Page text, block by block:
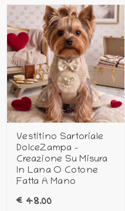
Vestitino Sartoriale
DolceZampa –
Creazione Su Misura
In Lana O Cotone
Fatta A Mano
€ 48.00